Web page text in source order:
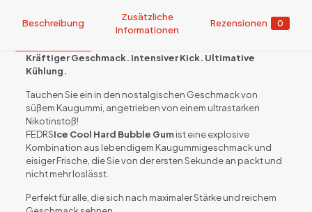
Beschreibung
Zusätzliche
Informationen
Rezensionen 0
Kräftiger Geschmack. Intensiver Kick. Ultimative
Kühlung.
Tauchen Sie ein in den nostalgischen Geschmack von
süßem Kaugummi, angetrieben von einem ultrastarken
Nikotinstoß!
FEDRSIce Cool Hard Bubble Gumist eine explosive
Kombination aus lebendigem Kaugummigeschmack und
eisiger Frische, die Sie von der ersten Sekunde an packt und
nicht mehr loslässt.
Perfekt für alle, die sich nach maximaler Stärke und reichem